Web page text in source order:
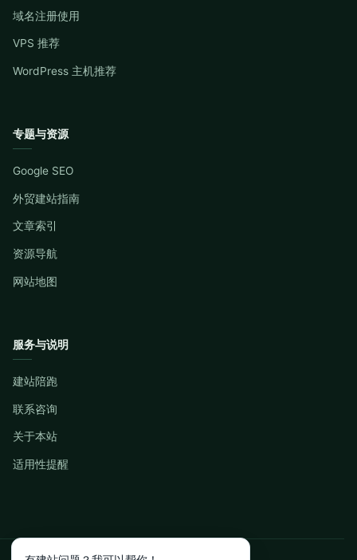
域名注册使用
VPS 推荐
WordPress 主机推荐
专题与资源
Google SEO
外贸建站指南
文章索引
资源导航
网站地图
服务与说明
建站陪跑
联系咨询
关于本站
适用性提醒